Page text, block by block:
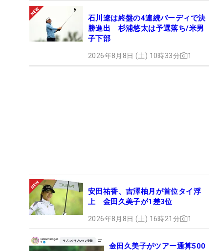
石川遼は終盤の4連続バーディで決
勝進出 杉浦悠太は予選落ち/米男
子下部
2026年8月8日 (土) 10時33分 1
安田祐香、吉澤柚月が首位タイ浮
上 金田久美子が1差3位
2026年8月8日 (土) 16時21分 1
金田久美子がツアー通算500